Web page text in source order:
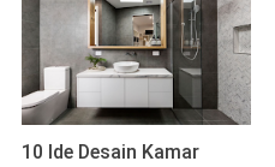
10 Ide Desain Kamar